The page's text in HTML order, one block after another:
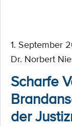
1. September
Dr. Norbert
Scharfe
der